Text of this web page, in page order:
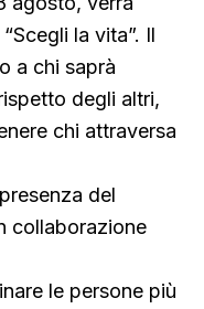
la vita”. Il
a chi saprà
degli altri,
chi attraversa
del
collaborazione
le persone più